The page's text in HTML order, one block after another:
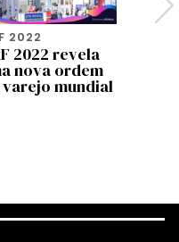
2022
2022 revela
nova ordem
mundial